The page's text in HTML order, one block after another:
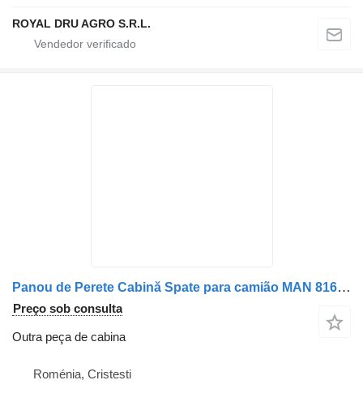
ROYAL DRU AGRO S.R.L.
Panou de Perete Cabină Spate para camião MAN 81627706017 81627706013 81627706019 81627706016
Preço sob consulta
Outra peça de cabina
Roménia, Cristesti